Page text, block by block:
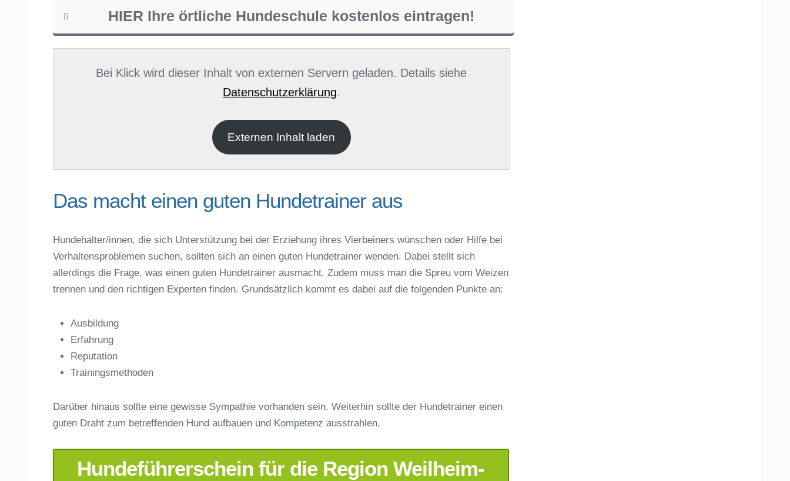
HIER Ihre örtliche Hundeschule kostenlos eintragen!
Name der Hundeschule*
Anschrift
E-Mail-Adresse *
Bei Klick wird dieser Inhalt von externen Servern geladen. Details siehe
Datenschutzerklärung.
Externen Inhalt laden
Das macht einen guten Hundetrainer aus
Hundehalter/innen, die sich Unterstützung bei der Erziehung ihres Vierbeiners wünschen oder Hilfe bei
Verhaltensproblemen suchen, sollten sich an einen guten Hundetrainer wenden. Dabei stellt sich
allerdings die Frage, was einen guten Hundetrainer ausmacht. Zudem muss man die Spreu vom Weizen
trennen und den richtigen Experten finden. Grundsätzlich kommt es dabei auf die folgenden Punkte an:
Ausbildung
Erfahrung
Reputation
Trainingsmethoden
Darüber hinaus sollte eine gewisse Sympathie vorhanden sein. Weiterhin sollte der Hundetrainer einen
guten Draht zum betreffenden Hund aufbauen und Kompetenz ausstrahlen.
Hundeführerschein für die Region Weilheim-